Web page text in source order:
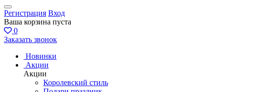
Регистрация Вход
Ваша корзина пуста
0
Заказать звонок
Новинки
Акции
Акции
Королевский стиль